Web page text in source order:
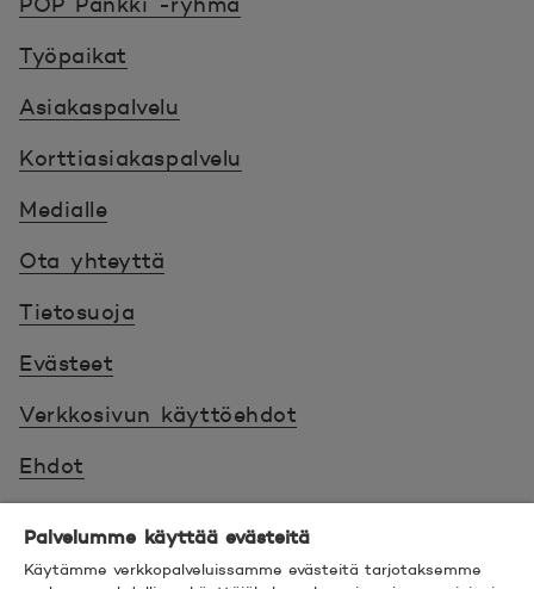
Työpaikat
Asiakaspalvelu
Korttiasiakaspalvelu
Medialle
Ota yhteyttä
Tietosuoja
Evästeet
Verkkosivun käyttöehdot
Ehdot
Saavutettavuus
Palvelumme käyttää evästeitä
Käytämme verkkopalveluissamme evästeitä tarjotaksemme